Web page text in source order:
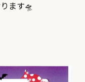
ます🛸